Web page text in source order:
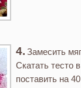
Замесить
Скатать тесто
поставить на